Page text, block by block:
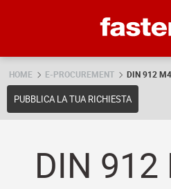
HOME E-PROCUREMENT DIN 912
PUBBLICA LA TUA RICHIESTA
DIN